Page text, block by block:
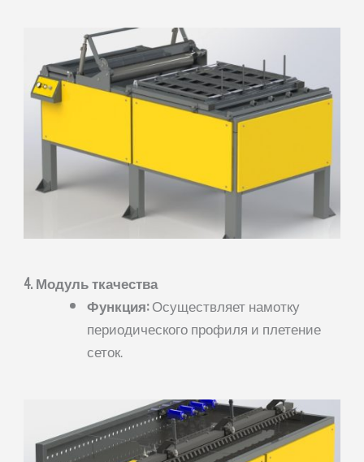
4. Модуль ткачества
Функция:Осуществляет намотку
периодического профиля и плетение
сеток.